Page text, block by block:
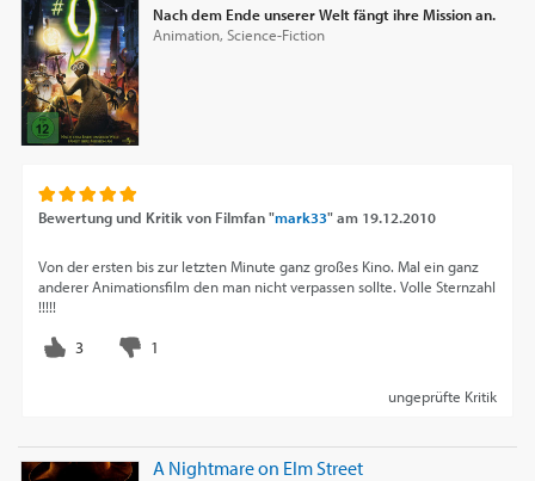
Nach dem Ende unserer Welt fängt ihre Mission an.
Animation, Science-Fiction
Bewertung und Kritik von Filmfan "mark33"am 19.12.2010
Von der ersten bis zur letzten Minute ganz großes Kino. Mal ein ganz
anderer Animationsfilm den man nicht verpassen sollte. Volle Sternzahl
!!!!!
ungeprüfte Kritik
A Nightmare on Elm Street